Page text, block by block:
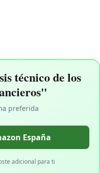
técnico de los
preferida
España
adicional para ti